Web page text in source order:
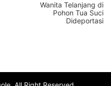
Wanita Telanjang di
Pohon Tua Suci
Dideportasi